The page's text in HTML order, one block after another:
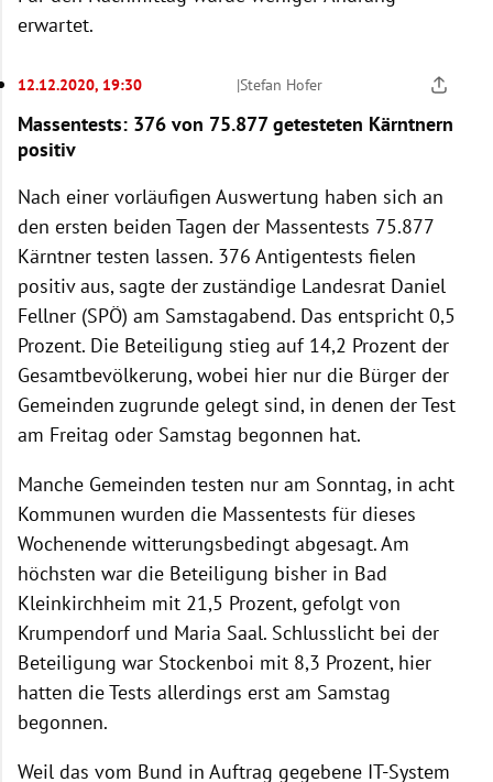
erwartet.
12.12.2020, 19:30 |Stefan Hofer
Massentests: 376 von 75.877 getesteten Kärntnern
positiv
Nach einer vorläufigen Auswertung haben sich an
den ersten beiden Tagen der Massentests 75.877
Kärntner testen lassen. 376 Antigentests fielen
positiv aus, sagte der zuständige Landesrat Daniel
Fellner (SPÖ) am Samstagabend. Das entspricht 0,5
Prozent. Die Beteiligung stieg auf 14,2 Prozent der
Gesamtbevölkerung, wobei hier nur die Bürger der
Gemeinden zugrunde gelegt sind, in denen der Test
am Freitag oder Samstag begonnen hat.
Manche Gemeinden testen nur am Sonntag, in acht
Kommunen wurden die Massentests für dieses
Wochenende witterungsbedingt abgesagt. Am
höchsten war die Beteiligung bisher in Bad
Kleinkirchheim mit 21,5 Prozent, gefolgt von
Krumpendorf und Maria Saal. Schlusslicht bei der
Beteiligung war Stockenboi mit 8,3 Prozent, hier
hatten die Tests allerdings erst am Samstag
begonnen.
Weil das vom Bund in Auftrag gegebene IT-System